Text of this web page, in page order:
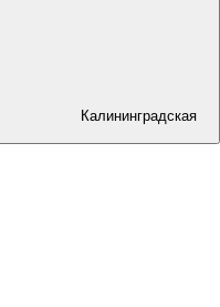
Калининградская